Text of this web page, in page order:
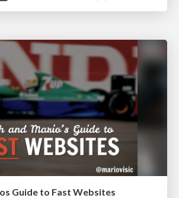
Guide to Fast Websites